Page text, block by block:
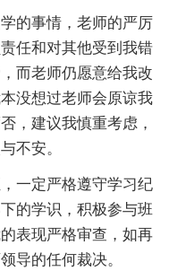
的事情，老师的严厉
任和对其他受到我错
而老师仍愿意给我改
没想过老师会原谅我
，建议我慎重考虑，
不安。
一定严格遵守学习纪
的学识，积极参与班
表现严格审查，如再
导的任何裁决。